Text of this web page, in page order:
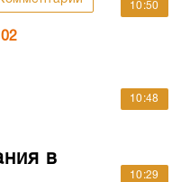
в
10:50
10:48
10:29